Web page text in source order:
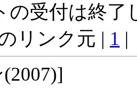
の受付は終了
リンク元 | 1 |